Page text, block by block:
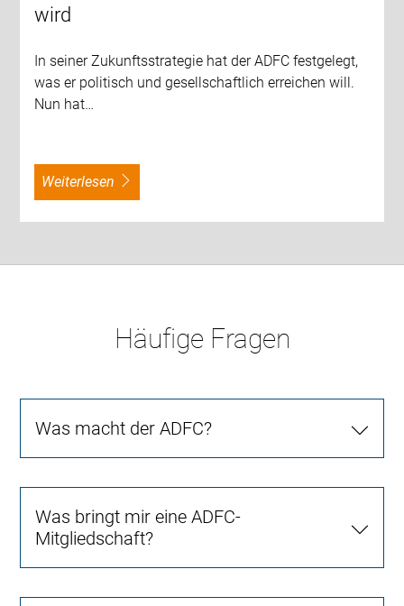
wird
In seiner Zukunftsstrategie hat der ADFC festgelegt,
was er politisch und gesellschaftlich erreichen will.
Nun hat…
weiterlesen
Häufige Fragen
Was macht der ADFC?
Was bringt mir eine ADFC-
Mitgliedschaft?